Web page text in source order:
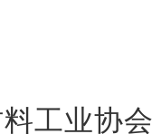
工业协